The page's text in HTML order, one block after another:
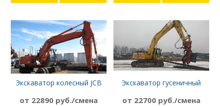
Экскаватор колесный JCB
от 22890 руб./смена
Экскаватор гусеничный
от 22700 руб./смена